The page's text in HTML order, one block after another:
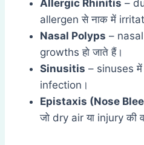
Allergic Rhinitis –
allergen से नाक में
Nasal Polyps –
growths हो जाते हैं।
Sinusitis – sinuses
infection।
Epistaxis (Nose
जो dry air या injury की